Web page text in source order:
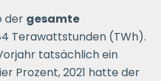
der gesamte
Terawattstunden (TWh).
tatsächlich ein
Prozent, 2021 hatte der